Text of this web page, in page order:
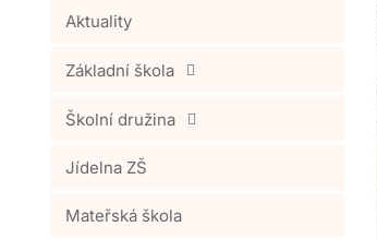
Aktuality
Základní škola
Školní družina
Jídelna ZŠ
Mateřská škola